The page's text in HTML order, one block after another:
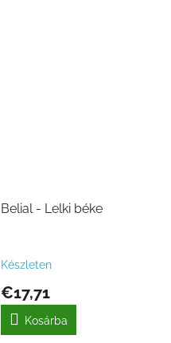
Belial - Lelki béke
Készleten
€17,71
Kosárba